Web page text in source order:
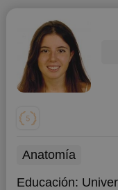
Anatomía
Educación: